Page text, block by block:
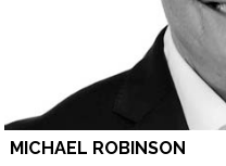
MICHAEL ROBINSON